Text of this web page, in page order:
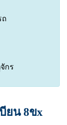
ถ
กร
ยน 8ขx